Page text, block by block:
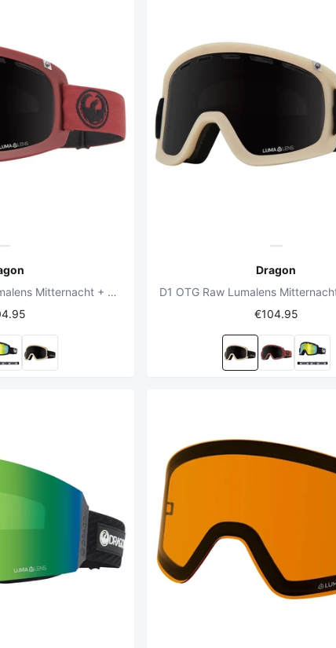
D1 OTG Cordovan Lumalens Mitternacht + Lumalens Amber Linse
Dragon
€104.95